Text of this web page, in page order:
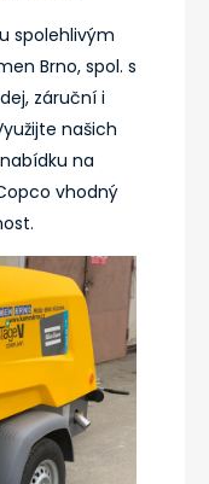
spolehlivým
Brno, spol. s
záruční i
našich
na
vhodný